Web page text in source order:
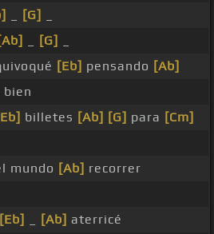
[G]
[Ab] [G]
[Eb] pensando [Ab]
bien
billetes [Ab] [G] para [Cm]
mundo [Ab] recorrer
[Eb] [Ab] aterricé